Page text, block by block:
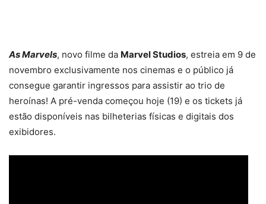
As Marvels, novo filme da Marvel Studios, estreia em 9 de
novembro exclusivamente nos cinemas e o público já
consegue garantir ingressos para assistir ao trio de
heroínas! A pré-venda começou hoje (19) e os tickets já
estão disponíveis nas bilheterias físicas e digitais dos
exibidores.